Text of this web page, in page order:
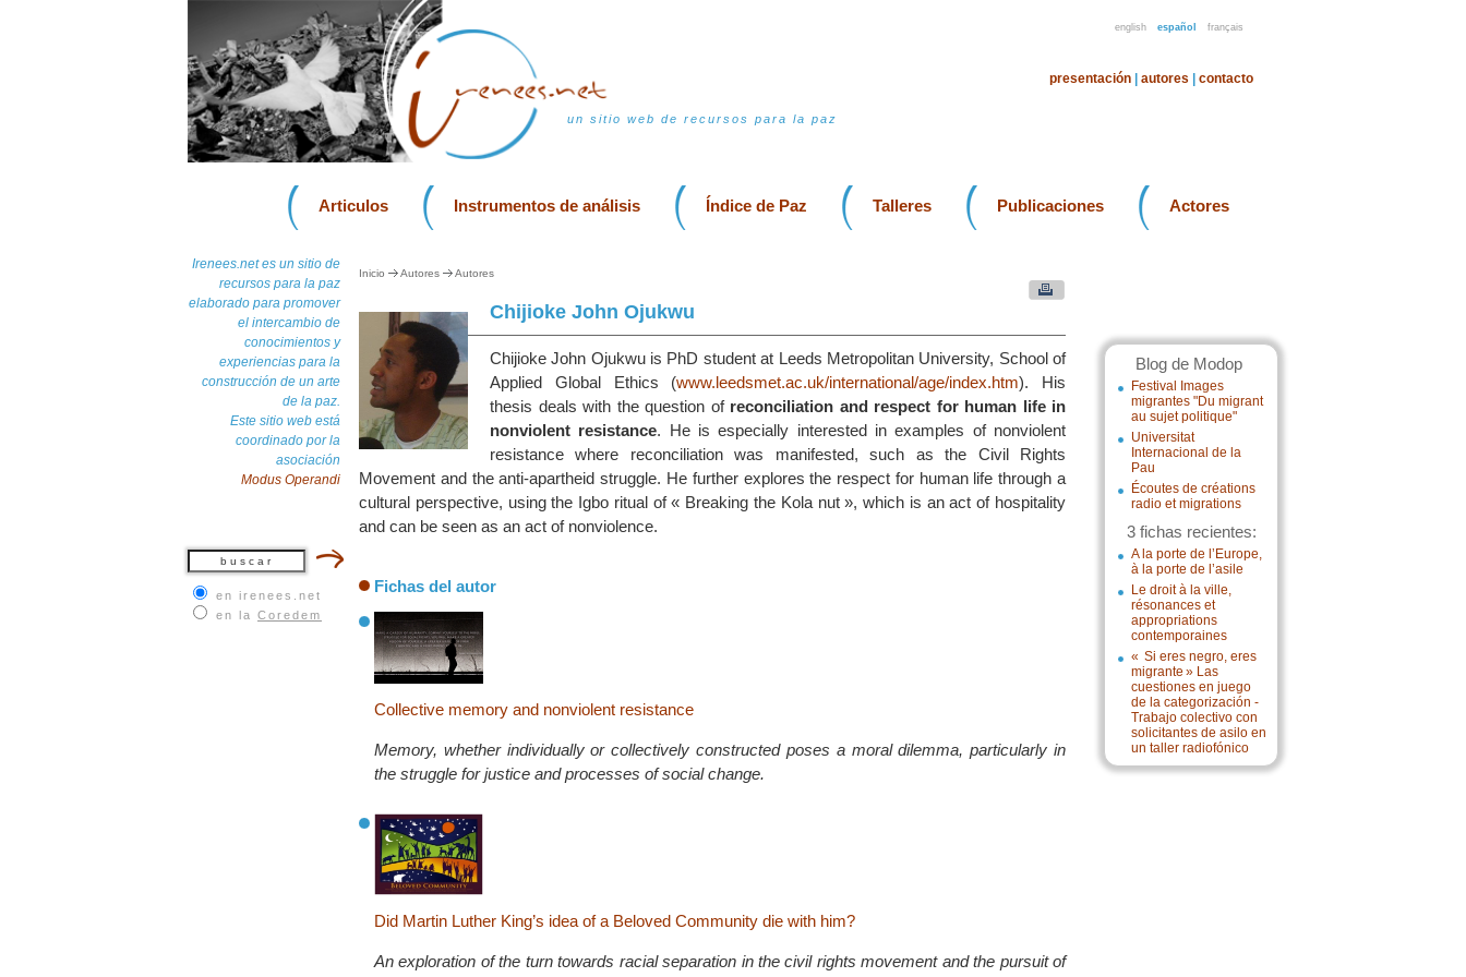
english español français
un sitio web de recursos para la paz
presentación autores contacto
Articulos Instrumentos de análisis Índice de Paz Talleres Publicaciones Actores
Irenees.net es un sitio de
recursos para la paz
elaborado para promover
el intercambio de
conocimientos y
experiencias para la
construcción de un arte
de la paz.
Este sitio web está
coordinado por la
asociación
Modus Operandi
en irenees.net
en la Coredem
Blog de Modop
Festival Images
migrantes "Du migrant
au sujet politique"
Universitat
Internacional de la
Pau
Écoutes de créations
radio et migrations
3 fichas recientes:
A la porte de l’Europe,
à la porte de l’asile
Le droit à la ville,
résonances et
appropriations
contemporaines
« Si eres negro, eres
migrante » Las
cuestiones en juego
de la categorización -
Trabajo colectivo con
solicitantes de asilo en
un taller radiofónico
Inicio Autores Autores
Chijioke John Ojukwu
Chijioke John Ojukwu is PhD student at Leeds Metropolitan University, School of
Applied Global Ethics (www.leedsmet.ac.uk/international/age/index.htm). His
thesis deals with the question of reconciliation and respect for human life in
nonviolent resistance. He is especially interested in examples of nonviolent
resistance where reconciliation was manifested, such as the Civil Rights
Movement and the anti-apartheid struggle. He further explores the respect for human life through a
cultural perspective, using the Igbo ritual of « Breaking the Kola nut », which is an act of hospitality
and can be seen as an act of nonviolence.
Fichas del autor
Collective memory and nonviolent resistance
Memory, whether individually or collectively constructed poses a moral dilemma, particularly in
the struggle for justice and processes of social change.
Did Martin Luther King’s idea of a Beloved Community die with him?
An exploration of the turn towards racial separation in the civil rights movement and the pursuit of